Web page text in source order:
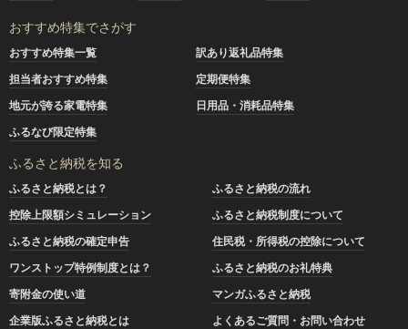
おすすめ特集でさがす
おすすめ特集一覧
訳あり返礼品特集
担当者おすすめ特集
定期便特集
地元が誇る家電特集
日用品・消耗品特集
ふるなび限定特集
ふるさと納税を知る
ふるさと納税とは？
ふるさと納税の流れ
控除上限額シミュレーション
ふるさと納税制度について
ふるさと納税の確定申告
住民税・所得税の控除について
ワンストップ特例制度とは？
ふるさと納税のお礼特典
寄附金の使い道
マンガふるさと納税
企業版ふるさと納税とは
よくあるご質問・お問い合わせ